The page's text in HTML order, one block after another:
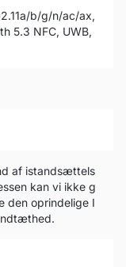
b/g/n/ac/ax,
5.3 NFC, UWB,
af istandsættels
kan vi ikke g
den oprindelige I